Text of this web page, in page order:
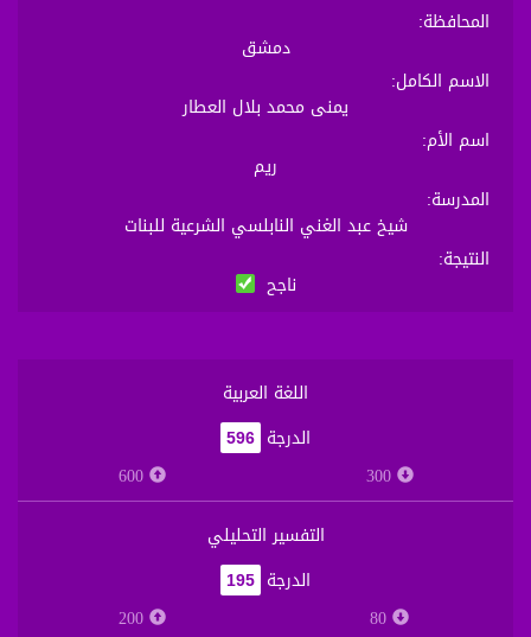
المحافظة:
دمشق
الاسم الكامل:
يمنى محمد بلال العطار
اسم الأم:
ريم
المدرسة:
شيخ عبد الغني النابلسي الشرعية للبنات
النتيجة:
ناجح
اللغة العربية
الدرجة
596
300
600
التفسير التحليلي
الدرجة
195
200